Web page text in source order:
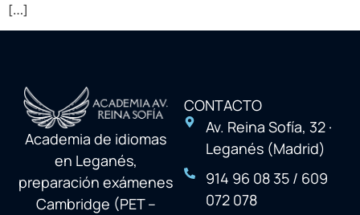
[…]
Academia de idiomas
en Leganés,
preparación exámenes
Cambridge (PET –
CONTACTO
Av. Reina Sofía, 32 ·
Leganés (Madrid)
914 96 08 35 / 609
072 078